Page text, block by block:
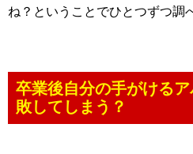
ね？ということでひとつずつ調
卒業後自分の手がける
敗してしまう？